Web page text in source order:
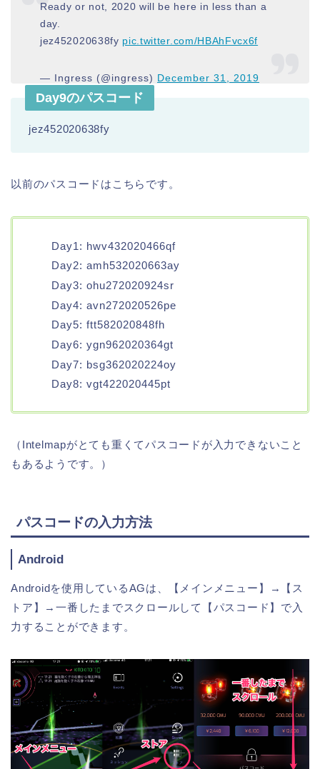
Ready or not, 2020 will be here in less than a
day.
jez452020638fy pic.twitter.com/HBAhFvcx6f
— Ingress (@ingress) December 31, 2019
Day9のパスコード
jez452020638fy
以前のパスコードはこちらです。
Day1: hwv432020466qf
Day2: amh532020663ay
Day3: ohu272020924sr
Day4: avn272020526pe
Day5: ftt582020848fh
Day6: ygn962020364gt
Day7: bsg362020224oy
Day8: vgt422020445pt
（Intelmapがとても重くてパスコードが入力できないこと
もあるようです。）
パスコードの入力方法
Android
Androidを使用しているAGは、【メインメニュー】→【ス
トア】→一番したまでスクロールして【パスコード】で入
力することができます。